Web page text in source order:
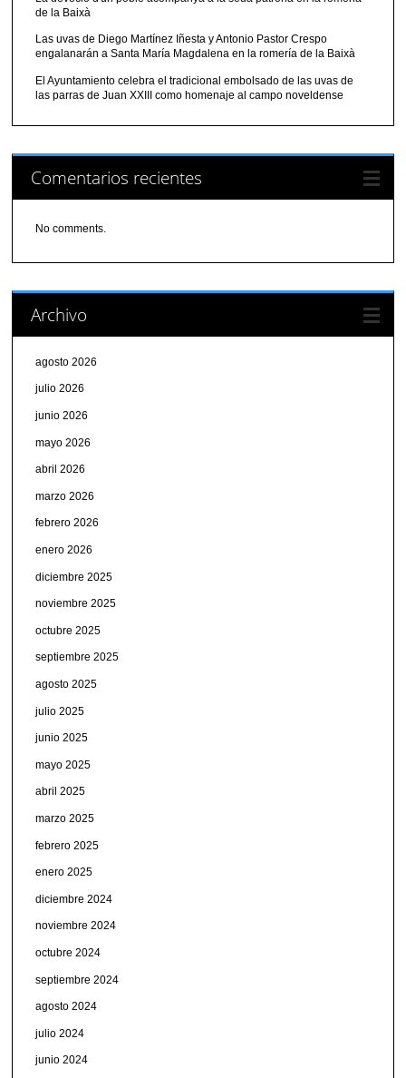
de la Baixà
Las uvas de Diego Martínez Iñesta y Antonio Pastor Crespo
engalanarán a Santa María Magdalena en la romería de la Baixà
El Ayuntamiento celebra el tradicional embolsado de las uvas de
las parras de Juan XXIII como homenaje al campo noveldense
Comentarios recientes
No comments.
Archivo
agosto 2026
julio 2026
junio 2026
mayo 2026
abril 2026
marzo 2026
febrero 2026
enero 2026
diciembre 2025
noviembre 2025
octubre 2025
septiembre 2025
agosto 2025
julio 2025
junio 2025
mayo 2025
abril 2025
marzo 2025
febrero 2025
enero 2025
diciembre 2024
noviembre 2024
octubre 2024
septiembre 2024
agosto 2024
julio 2024
junio 2024